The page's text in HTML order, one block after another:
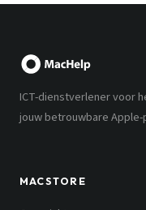
ICT-dienstverlener voor
jouw betrouwbare Apple-
MACSTORE